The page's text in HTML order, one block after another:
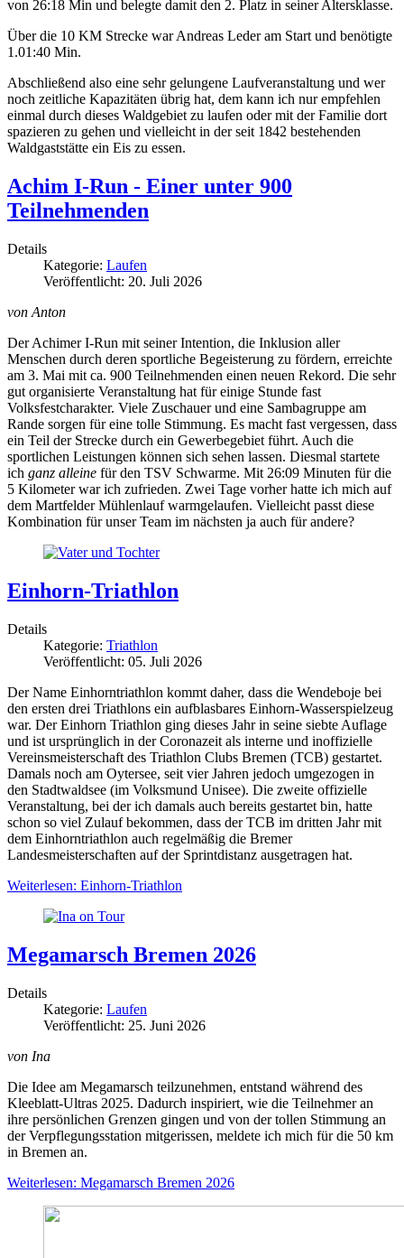
von 26:18 Min und belegte damit den 2. Platz in seiner Altersklasse.
Über die 10 KM Strecke war Andreas Leder am Start und benötigte
1.01:40 Min.
Abschließend also eine sehr gelungene Laufveranstaltung und wer
noch zeitliche Kapazitäten übrig hat, dem kann ich nur empfehlen
einmal durch dieses Waldgebiet zu laufen oder mit der Familie dort
spazieren zu gehen und vielleicht in der seit 1842 bestehenden
Waldgaststätte ein Eis zu essen.
Achim I-Run - Einer unter 900
Teilnehmenden
Details
Kategorie: Laufen
Veröffentlicht: 20. Juli 2026
von Anton
Der Achimer I-Run mit seiner Intention, die Inklusion aller
Menschen durch deren sportliche Begeisterung zu fördern, erreichte
am 3. Mai mit ca. 900 Teilnehmenden einen neuen Rekord. Die sehr
gut organisierte Veranstaltung hat für einige Stunde fast
Volksfestcharakter. Viele Zuschauer und eine Sambagruppe am
Rande sorgen für eine tolle Stimmung. Es macht fast vergessen, dass
ein Teil der Strecke durch ein Gewerbegebiet führt. Auch die
sportlichen Leistungen können sich sehen lassen. Diesmal startete
ich ganz alleine für den TSV Schwarme. Mit 26:09 Minuten für die
5 Kilometer war ich zufrieden. Zwei Tage vorher hatte ich mich auf
dem Martfelder Mühlenlauf warmgelaufen. Vielleicht passt diese
Kombination für unser Team im nächsten ja auch für andere?
Einhorn-Triathlon
Details
Kategorie: Triathlon
Veröffentlicht: 05. Juli 2026
Der Name Einhorntriathlon kommt daher, dass die Wendeboje bei
den ersten drei Triathlons ein aufblasbares Einhorn-Wasserspielzeug
war. Der Einhorn Triathlon ging dieses Jahr in seine siebte Auflage
und ist ursprünglich in der Coronazeit als interne und inoffizielle
Vereinsmeisterschaft des Triathlon Clubs Bremen (TCB) gestartet.
Damals noch am Oytersee, seit vier Jahren jedoch umgezogen in
den Stadtwaldsee (im Volksmund Unisee). Die zweite offizielle
Veranstaltung, bei der ich damals auch bereits gestartet bin, hatte
schon so viel Zulauf bekommen, dass der TCB im dritten Jahr mit
dem Einhorntriathlon auch regelmäßig die Bremer
Landesmeisterschaften auf der Sprintdistanz ausgetragen hat.
Weiterlesen: Einhorn-Triathlon
Megamarsch Bremen 2026
Details
Kategorie: Laufen
Veröffentlicht: 25. Juni 2026
von Ina
Die Idee am Megamarsch teilzunehmen, entstand während des
Kleeblatt-Ultras 2025. Dadurch inspiriert, wie die Teilnehmer an
ihre persönlichen Grenzen gingen und von der tollen Stimmung an
der Verpflegungsstation mitgerissen, meldete ich mich für die 50 km
in Bremen an.
Weiterlesen: Megamarsch Bremen 2026